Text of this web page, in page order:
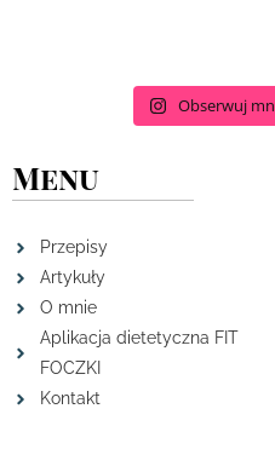
Obserwuj
Menu
Przepisy
Artykuły
O mnie
Aplikacja dietetyczna FIT
FOCZKI
Kontakt